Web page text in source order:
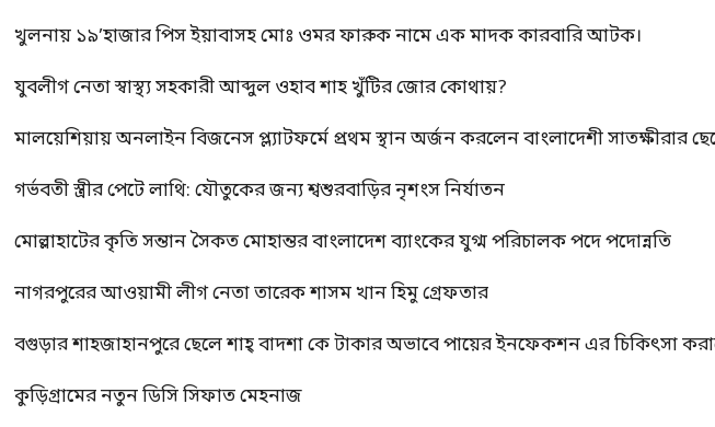
খুলনায় ১৯’হাজার পিস ইয়াবাসহ মোঃ ওমর ফারুক নামে এক মাদক কারবারি আটক।
যুবলীগ নেতা স্বাস্থ্য সহকারী আব্দুল ওহাব শাহ খুঁটির জোর কোথায়?
মালয়েশিয়ায় অনলাইন বিজনেস প্ল্যাটফর্মে প্রথম স্থান অর্জন করলেন বাংলাদেশী সাতক্ষীরার
গর্ভবতী স্ত্রীর পেটে লাথি: যৌতুকের জন্য শ্বশুরবাড়ির নৃশংস নির্যাতন
মোল্লাহাটের কৃতি সন্তান সৈকত মোহান্তর বাংলাদেশ ব্যাংকের যুগ্ম পরিচালক পদে পদোন্নতি
নাগরপুরের আওয়ামী লীগ নেতা তারেক শাসম খান হিমু গ্রেফতার
বগুড়ার শাহজাহানপুরে ছেলে শাহ্ বাদশা কে টাকার অভাবে পায়ের ইনফেকশন এর চিকিৎসা
কুড়িগ্রামের নতুন ডিসি সিফাত মেহনাজ